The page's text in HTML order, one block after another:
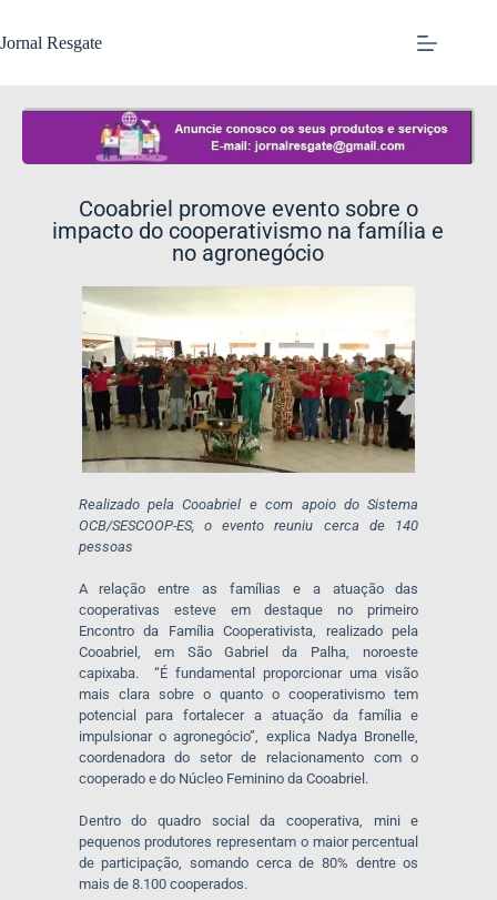
Jornal Resgate
Cooabriel promove evento sobre o
impacto do cooperativismo na família e
no agronegócio
Realizado pela Cooabriel e com apoio do Sistema
OCB/SESCOOP-ES, o evento reuniu cerca de 140
pessoas
A relação entre as famílias e a atuação das
cooperativas esteve em destaque no primeiro
Encontro da Família Cooperativista, realizado pela
Cooabriel, em São Gabriel da Palha, noroeste
capixaba. “É fundamental proporcionar uma visão
mais clara sobre o quanto o cooperativismo tem
potencial para fortalecer a atuação da família e
impulsionar o agronegócio”, explica Nadya Bronelle,
coordenadora do setor de relacionamento com o
cooperado e do Núcleo Feminino da Cooabriel.
Dentro do quadro social da cooperativa, mini e
pequenos produtores representam o maior percentual
de participação, somando cerca de 80% dentre os
mais de 8.100 cooperados.